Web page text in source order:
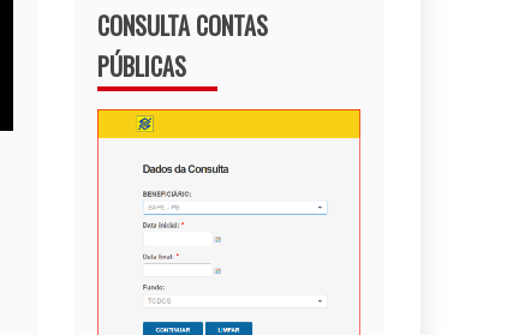
CONSULTA CONTAS
PÚBLICAS